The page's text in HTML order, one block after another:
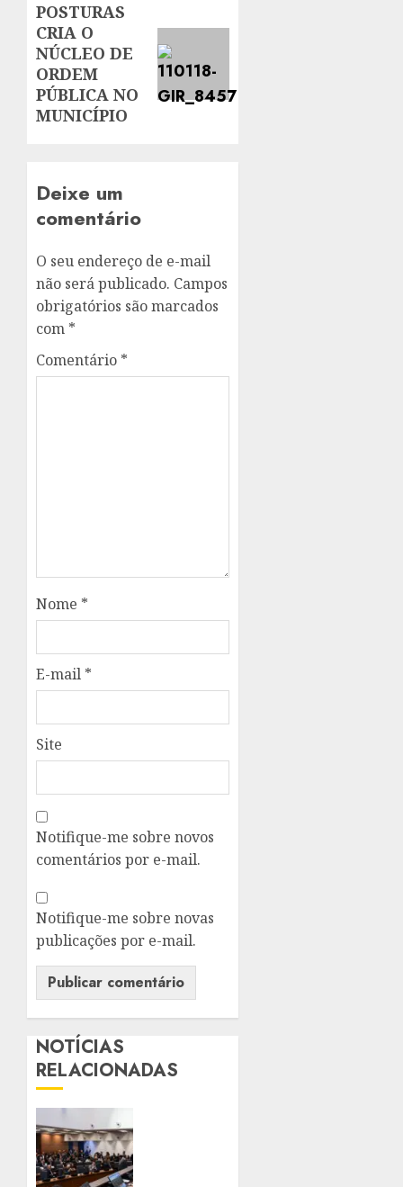
Next
post:
POSTURAS
CRIA O
NÚCLEO DE
ORDEM
PÚBLICA NO
MUNICÍPIO
Deixe um
comentário
O seu endereço de e-mail
não será publicado. Campos
obrigatórios são marcados
com *
Comentário *
Nome *
E-mail *
Site
Notifique-me sobre novos
comentários por e-mail.
Notifique-me sobre novas
publicações por e-mail.
NOTÍCIAS
RELACIONADAS